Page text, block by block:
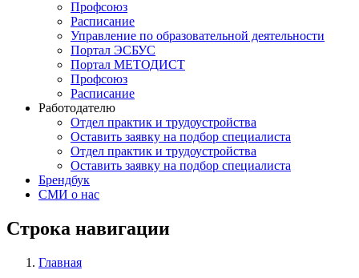
Профсоюз
Расписание
Управление по образовательной деятельности
Портал ЭСБУС
Портал МЕТОДИСТ
Профсоюз
Расписание
Работодателю
Отдел практик и трудоустройства
Оставить заявку на подбор специалиста
Отдел практик и трудоустройства
Оставить заявку на подбор специалиста
Брендбук
СМИ о нас
Строка навигации
Главная